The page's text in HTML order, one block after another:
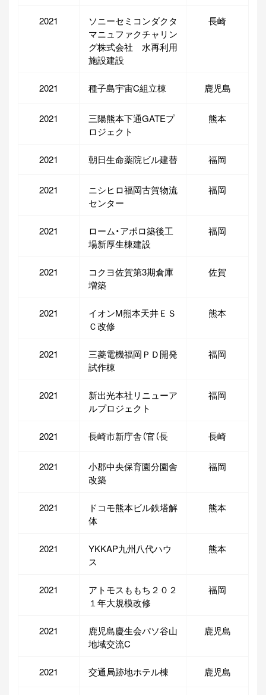
2021
ソニーセミコンダクタ
マニュファクチャリン
グ株式会社 水再利用
施設建設
長崎
2021 種子島宇宙C組立棟 鹿児島
2021
三陽熊本下通GATEプ
ロジェクト
熊本
2021 朝日生命薬院ビル建替 福岡
2021
ニシヒロ福岡古賀物流
センター
福岡
2021
ローム・アポロ築後工
場新厚生棟建設
福岡
2021
コクヨ佐賀第3期倉庫
増築
佐賀
2021
イオンM熊本天井ＥＳ
Ｃ改修
熊本
2021
三菱電機福岡ＰＤ開発
試作棟
福岡
2021
新出光本社リニューア
ルプロジェクト
福岡
2021 長崎市新庁舎（官（長 長崎
2021
小郡中央保育園分園舎
改築
福岡
2021
ドコモ熊本ビル鉄塔解
体
熊本
2021
YKKAP九州八代ハウ
ス
熊本
2021
アトモスももち２０２
１年大規模改修
福岡
2021
鹿児島慶生会パソ谷山
地域交流C
鹿児島
2021 交通局跡地ホテル棟 鹿児島